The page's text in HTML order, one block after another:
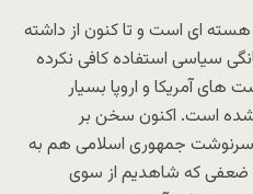
ای است و تا کنون از داشته
سیاسی استفاده کافی نکرده
آمریکا و اروپا بسیار
است. اکنون سخن بر
سرنوشت جمهوری اسلامی هم به
که شاهدیم از سوی